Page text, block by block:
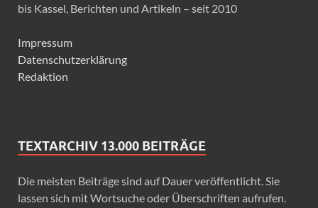
bis Kassel, Berichten und Artikeln – seit 2010
Impressum
Datenschutzerklärung
Redaktion
TEXTARCHIV 13.000 BEITRÄGE
Die meisten Beiträge sind auf Dauer veröffentlicht. Sie
lassen sich mit Wortsuche oder Überschriften aufrufen.